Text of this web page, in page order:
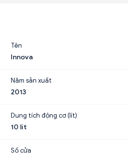
Tên
Innova
Năm sản xuất
2013
Dung tích động cơ (lít)
10 lít
Số cửa